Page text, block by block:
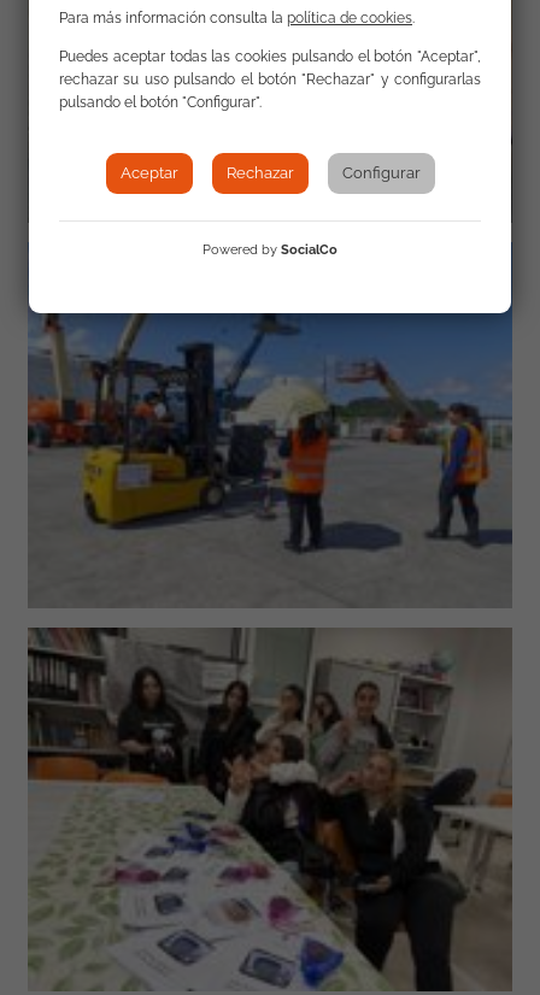
Para más información consulta la política de cookies.
Puedes aceptar todas las cookies pulsando el botón "Aceptar",
rechazar su uso pulsando el botón "Rechazar" y configurarlas
pulsando el botón "Configurar".
Aceptar Rechazar Configurar
Powered by SocialCo